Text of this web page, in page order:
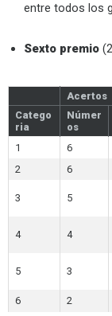
entre todos los
Sexto premio
Acertos
Catego
ria
Númer
os
1 6
2
6
3 5
4 4
5 3
6
2